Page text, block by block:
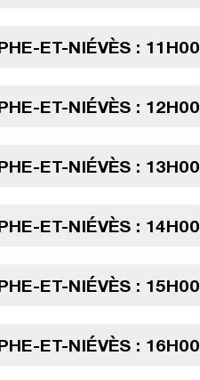
ET-NIÉVÈS : 11H00
ET-NIÉVÈS : 12H00
ET-NIÉVÈS : 13H00
ET-NIÉVÈS : 14H00
ET-NIÉVÈS : 15H00
ET-NIÉVÈS : 16H00